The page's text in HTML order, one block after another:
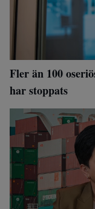
Fler än 100
har stoppats